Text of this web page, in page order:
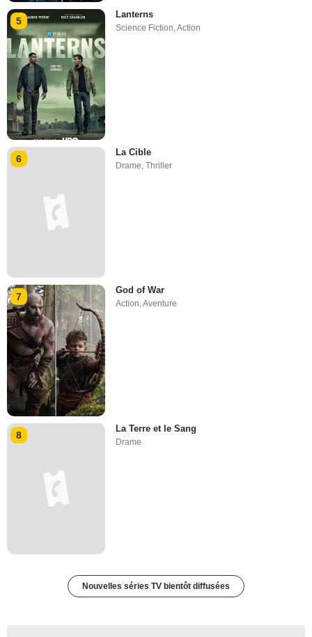
5
Lanterns
Science Fiction ,Action
6
La Cible
Drame,Thriller
7
God of War
Action,Aventure
8
La Terre et le Sang
Drame
Nouvelles séries TV bientôt diffusées